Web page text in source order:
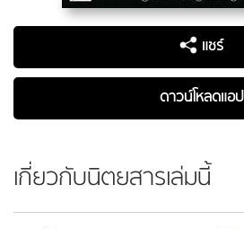
แชร์
ดาวน์โหลดแอป
เกี่ยวกับนิตยสารเล่มนี้